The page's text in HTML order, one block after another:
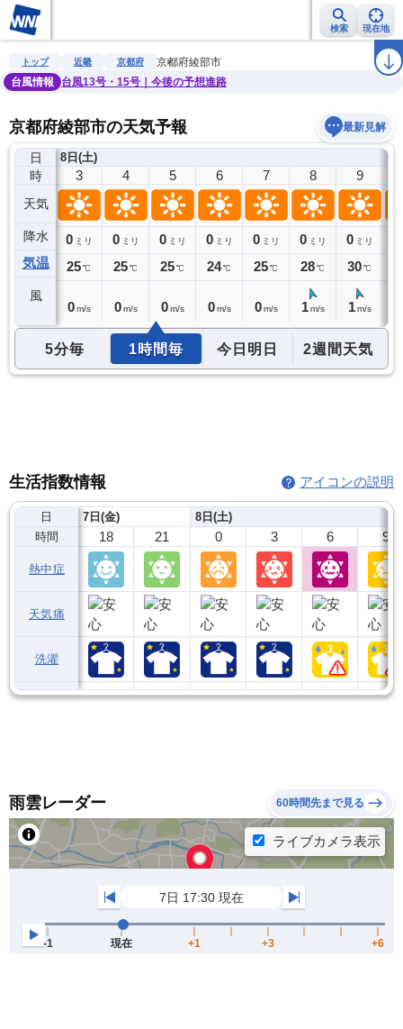
検索 現在地
雨雲レーダー 台風情報 地震情報 ラ
トップ 近畿 京都府
京都府綾部市
台風情報
台風13号・15号｜今後の予想進路
京都府綾部市の天気予報 最新見解
日
時
天気
降水
気温
風
8日(土)
2
0ミリ
25℃
3
0 ミリ
25℃
0 m/s
4
0 ミリ
25℃
0 m/s
5
0 ミリ
25℃
0 m/s
6
0 ミリ
24℃
0 m/s
7
0 ミリ
25℃
0 m/s
8
0 ミリ
28℃
1 m/s
9
0 ミリ
30℃
1 m/s
5分毎 1時間毎 今日明日 2週間天気
生活指数情報 アイコンの説明
日
時間
熱中症
天気痛
洗濯
7日(金)
18 21
8日(土)
0 3 6 9
雨雲レーダー 60時間先まで見る